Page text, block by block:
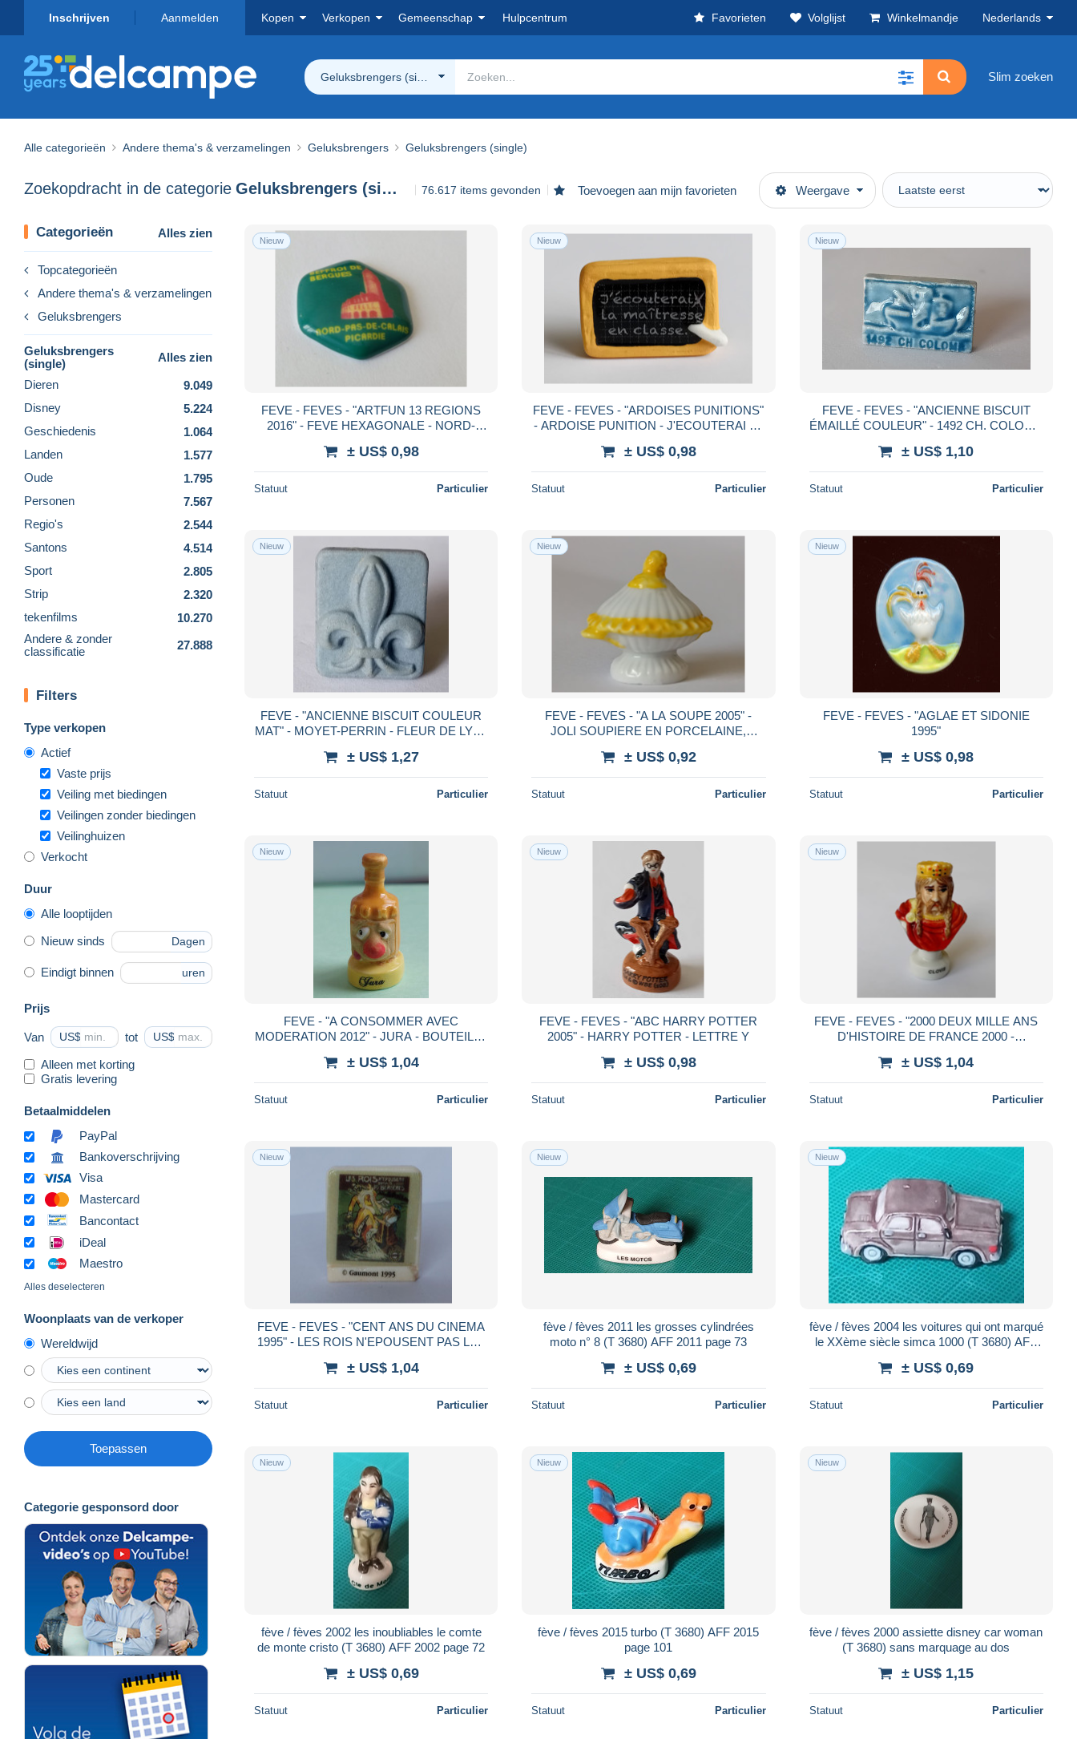
Inschrijven Aanmelden Kopen Verkopen Gemeenschap Hulpcentrum Favorieten Volglijst Winkelmandje Nederlands
Geluksbrengers (single) Slim zoeken
Alle categorieën Andere thema's & verzamelingen Geluksbrengers Geluksbrengers (single)
Zoekopdracht in de categorie Geluksbrengers (single) 76.617 items gevonden Toevoegen aan mijn favorieten Weergave
Categorieën Alles zien
Topcategorieën
Andere thema's & verzamelingen
Geluksbrengers
Geluksbrengers
(single)
Alles zien
Dieren
9.049
Disney
5.224
Geschiedenis
1.064
Landen
1.577
Oude
1.795
Personen
7.567
Regio's
2.544
Santons
4.514
Sport
2.805
Strip
2.320
tekenfilms
10.270
Andere & zonder
classificatie
27.888
Filters
Type verkopen
Actief
Vaste prijs
Veiling met biedingen
Veilingen zonder biedingen
Veilinghuizen
Verkocht
Duur
Alle looptijden
Nieuw sinds Dagen
Eindigt binnen uren
Prijs
Van US$ tot US$
Alleen met korting
Gratis levering
Betaalmiddelen
PayPal
Bankoverschrijving
Visa
Mastercard
Bancontact
iDeal
Maestro
Alles deselecteren
Woonplaats van de verkoper
Wereldwijd
Toepassen
Categorie gesponsord door
Nieuw
FEVE - FEVES - "ARTFUN 13 REGIONS
2016" - FEVE HEXAGONALE - NORD-
± US$ 0,98
Statuut Particulier
Nieuw
FEVE - FEVES - "ARDOISES PUNITIONS"
- ARDOISE PUNITION - J'ECOUTERAI LA
± US$ 0,98
Statuut Particulier
Nieuw
FEVE - FEVES - "ANCIENNE BISCUIT
ÉMAILLÉ COULEUR" - 1492 CH. COLOMB
± US$ 1,10
Statuut Particulier
Nieuw
FEVE - "ANCIENNE BISCUIT COULEUR
MAT" - MOYET-PERRIN - FLEUR DE LYS -
PEU COURANT !
± US$ 1,27
Statuut Particulier
Nieuw
FEVE - FEVES - "A LA SOUPE 2005" -
JOLI SOUPIERE EN PORCELAINE,
± US$ 0,92
Statuut Particulier
Nieuw
FEVE - FEVES - "AGLAE ET SIDONIE
1995"
± US$ 0,98
Statuut Particulier
Nieuw
FEVE - "A CONSOMMER AVEC
MODERATION 2012" - JURA - BOUTEILLE
± US$ 1,04
Statuut Particulier
Nieuw
FEVE - FEVES - "ABC HARRY POTTER
2005" - HARRY POTTER - LETTRE Y
± US$ 0,98
Statuut Particulier
Nieuw
FEVE - FEVES - "2000 DEUX MILLE ANS
D'HISTOIRE DE FRANCE 2000 -
± US$ 1,04
Statuut Particulier
Nieuw
FEVE - FEVES - "CENT ANS DU CINEMA
1995" - LES ROIS N'EPOUSENT PAS LES
± US$ 1,04
Statuut Particulier
Nieuw
fève / fèves 2011 les grosses cylindrées
moto n° 8 (T 3680) AFF 2011 page 73
± US$ 0,69
Statuut Particulier
Nieuw
fève / fèves 2004 les voitures qui ont marqué
le XXème siècle simca 1000 (T 3680) AFF
± US$ 0,69
Statuut Particulier
Nieuw
fève / fèves 2002 les inoubliables le comte
de monte cristo (T 3680) AFF 2002 page 72
± US$ 0,69
Statuut Particulier
Nieuw
fève / fèves 2015 turbo (T 3680) AFF 2015
page 101
± US$ 0,69
Statuut Particulier
Nieuw
fève / fèves 2000 assiette disney car woman
(T 3680) sans marquage au dos
± US$ 1,15
Statuut Particulier